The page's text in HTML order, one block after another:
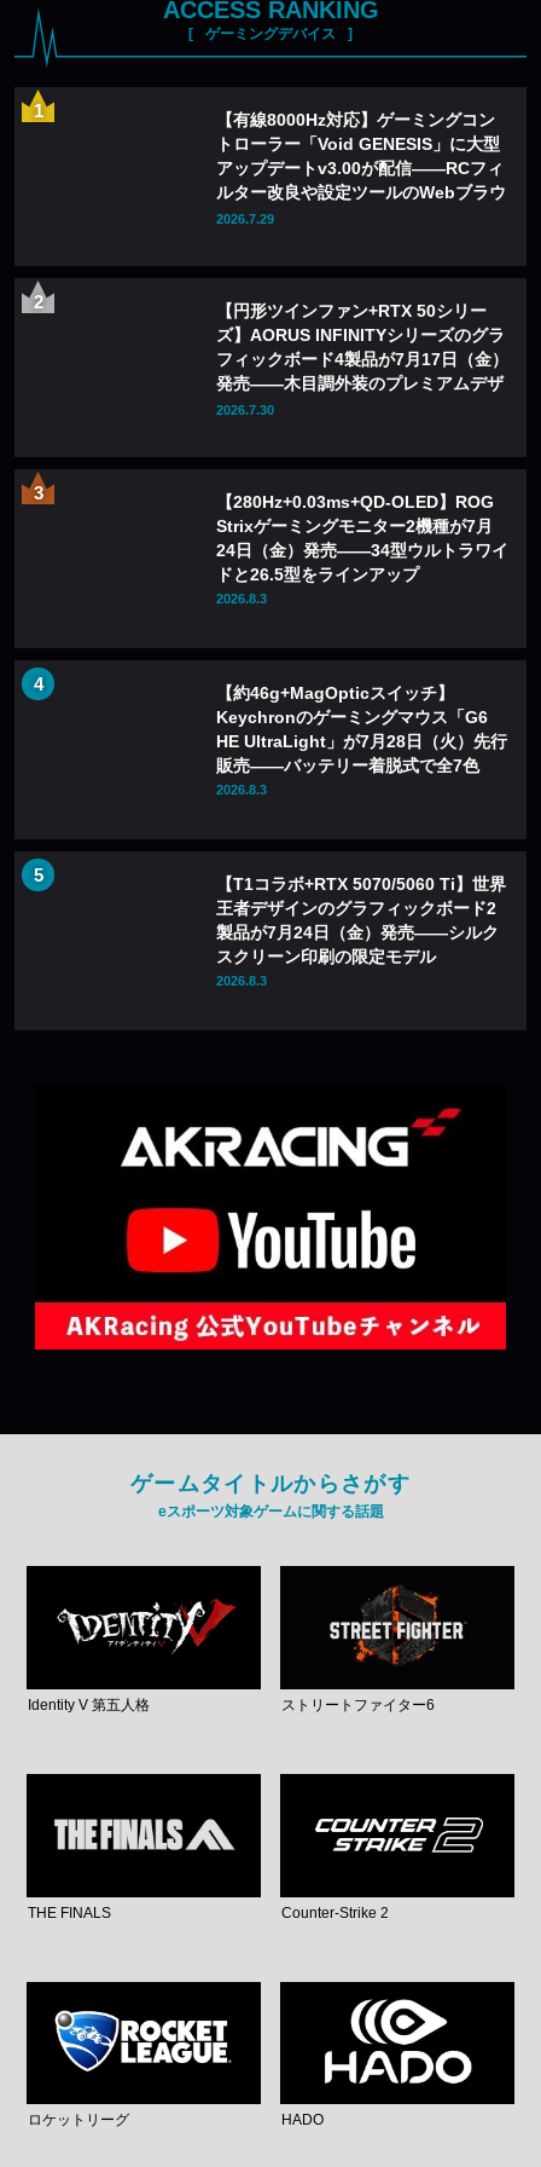
ACCESS RANKING
ゲーミングデバイス
【有線8000Hz対応】ゲーミングコン
トローラー「Void GENESIS」に大型
アップデートv3.00が配信——RCフィ
ルター改良や設定ツールのWebブラウ
ザ化も
2026.7.29
【円形ツインファン+RTX 50シリー
ズ】AORUS INFINITYシリーズのグラ
フィックボード4製品が7月17日（金）
発売——木目調外装のプレミアムデザ
インを採用
2026.7.30
【280Hz+0.03ms+QD-OLED】ROG
Strixゲーミングモニター2機種が7月
24日（金）発売——34型ウルトラワイ
ドと26.5型をラインアップ
2026.8.3
【約46g+MagOpticスイッチ】
Keychronのゲーミングマウス「G6
HE UltraLight」が7月28日（火）先行
販売——バッテリー着脱式で全7色
2026.8.3
【T1コラボ+RTX 5070/5060 Ti】世界
王者デザインのグラフィックボード2
製品が7月24日（金）発売——シルク
スクリーン印刷の限定モデル
2026.8.3
ゲームタイトルからさがす
eスポーツ対象ゲームに関する話題
Identity V 第五人格 ストリートファイター6
THE FINALS Counter-Strike 2
ロケットリーグ HADO